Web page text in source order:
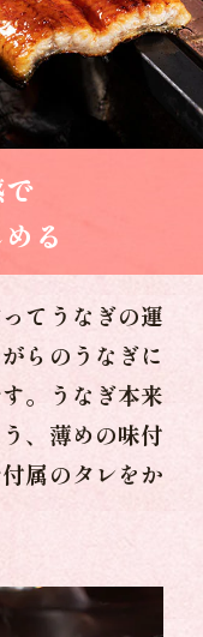
る
てうなぎの運
らのうなぎに
。うなぎ本来
、薄めの味付
属のタレをか